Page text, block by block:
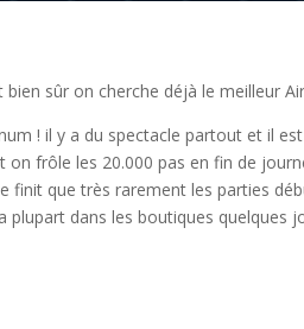
sûr on cherche déjà le meilleur
! il y a du spectacle partout et il
on frôle les 20.000 pas en fin de
finit que très rarement les parties
plupart dans les boutiques quelques